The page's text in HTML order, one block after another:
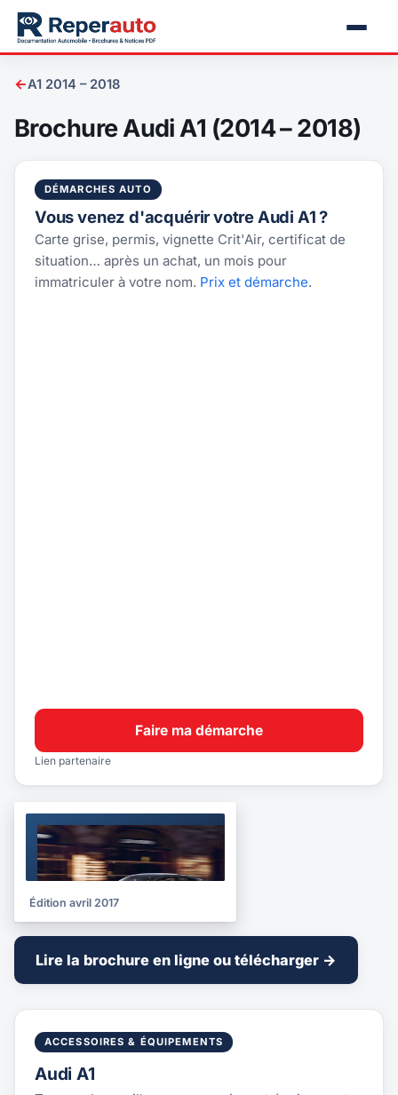
←A1 2014 – 2018
Brochure Audi A1 (2014 – 2018)
DÉMARCHES AUTO
Vous venez d'acquérir votre Audi A1 ?
Carte grise, permis, vignette Crit'Air, certificat de
situation… après un achat, un mois pour
immatriculer à votre nom. Prix et démarche.
Faire ma démarche
Lien partenaire
BROCHURE
2017
Édition avril 2017
Lire la brochure en ligne ou télécharger →
ACCESSOIRES & ÉQUIPEMENTS
Audi A1